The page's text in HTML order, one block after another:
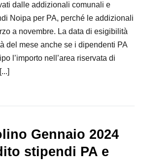
dalle addizionali comunali e
Noipa per PA, perché le addizionali
a novembre. La data di esigibilità
del mese anche se i dipendenti PA
l’importo nell’area riservata di
Gennaio 2024
stipendi PA e